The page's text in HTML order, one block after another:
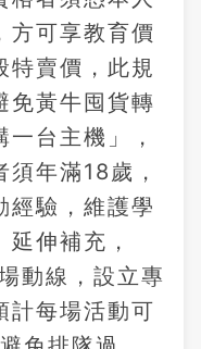
方可享教育價
特賣價，此規
免黃牛囤貨轉
台主機」，
年滿18歲，
經驗，維護學
伸補充，
動線，設立專
計每場活動可